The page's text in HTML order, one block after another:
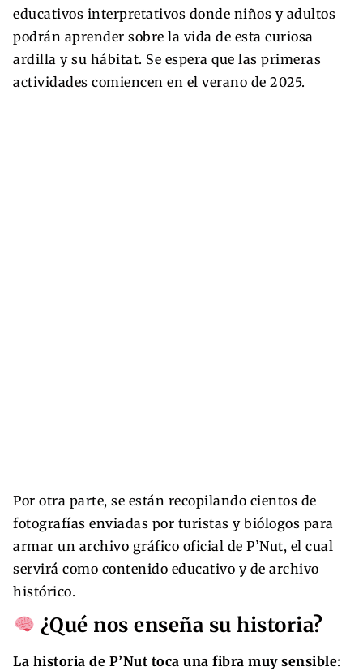
educativos interpretativos donde niños y adultos
podrán aprender sobre la vida de esta curiosa
ardilla y su hábitat. Se espera que las primeras
actividades comiencen en el verano de 2025.
Por otra parte, se están recopilando cientos de
fotografías enviadas por turistas y biólogos para
armar un archivo gráfico oficial de P’Nut, el cual
servirá como contenido educativo y de archivo
histórico.
¿Qué nos enseña su historia?
La historia de P’Nut toca una fibra muy sensible: